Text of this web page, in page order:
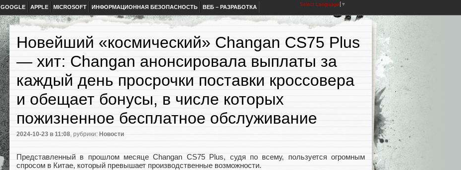
GOOGLE APPLE MICROSOFT ИНФОРМАЦИОННАЯ БЕЗОПАСНОСТЬ ВЕБ – РАЗРАБОТКА Select Language ▼
Новейший «космический» Changan CS75 Plus
— хит: Changan анонсировала выплаты за
каждый день просрочки поставки кроссовера
и обещает бонусы, в числе которых
пожизненное бесплатное обслуживание
2024-10-23 в 11:08, рубрики: Новости
Представленный в прошлом месяце Changan CS75 Plus, судя по всему, пользуется огромным
спросом в Китае, который превышает производственные возможности.